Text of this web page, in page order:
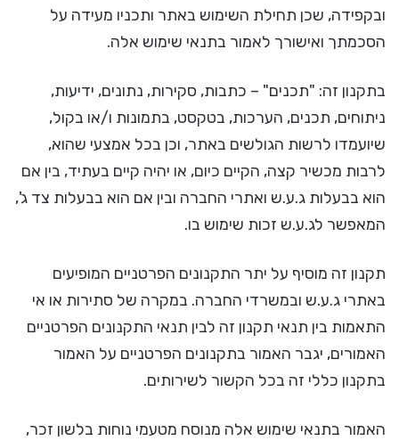
ובקפידה, שכן תחילת השימוש באתר ותכניו מעידה על
הסכמתך ואישורך לאמור בתנאי שימוש אלה.
בתקנון זה: "תכנים" – כתבות, סקירות, נתונים, ידיעות,
ניתוחים, תכנים, הערכות, בטקסט, בתמונות ו/או בקול,
שיועמדו לרשות הגולשים באתר, וכן בכל אמצעי שהוא,
לרבות מכשיר קצה, הקיים כיום, או יהיה קיים בעתיד, בין אם
הוא בבעלות ג.ע.ש ואתרי החברה ובין אם הוא בבעלות צד ג',
המאפשר לג.ע.ש זכות שימוש בו.
תקנון זה מוסיף על יתר התקנונים הפרטניים המופיעים
באתרי ג.ע.ש ובמשרדי החברה. במקרה של סתירות או אי
התאמות בין תנאי תקנון זה לבין תנאי התקנונים הפרטניים
האמורים, יגבר האמור בתקנונים הפרטניים על האמור
בתקנון כללי זה בכל הקשור לשירותים.
האמור בתנאי שימוש אלה מנוסח מטעמי נוחות בלשון זכר,